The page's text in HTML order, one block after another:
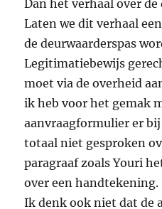
Dan het verhaal over de
Laten we dit verhaal
de deurwaarderspas
Legitimatiebewijs
moet via de overheid
ik heb voor het gemak
aanvraagformulier er
totaal niet gesproken
paragraaf zoals Youri
over een handtekening.
Ik denk ook niet dat de